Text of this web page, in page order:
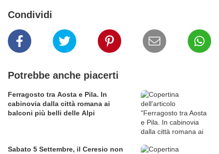
Condividi
Potrebbe anche piacerti
Ferragosto tra Aosta e Pila. In
cabinovia dalla città romana ai
balconi più belli delle Alpi
Sabato 5 Settembre, il Ceresio non